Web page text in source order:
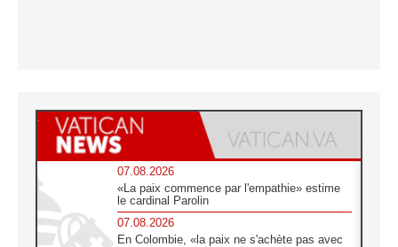
07.08.2026
«La paix commence par l'empathie» estime
le cardinal Parolin
07.08.2026
En Colombie, «la paix ne s'achète pas avec